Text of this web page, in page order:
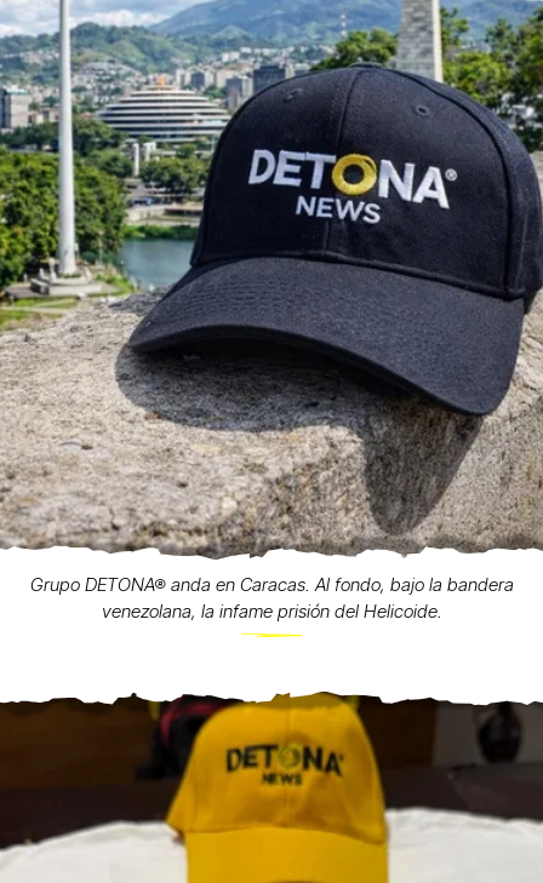
Grupo DETONA® anda en Caracas. Al fondo, bajo la bandera
venezolana, la infame prisión del Helicoide.